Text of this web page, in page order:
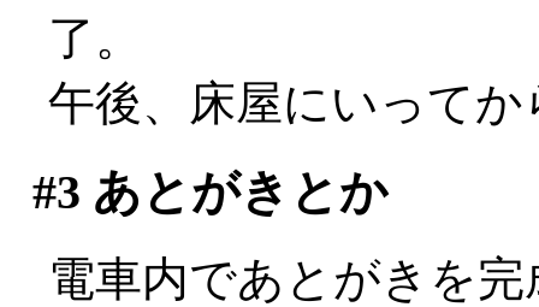
了。
午後、床屋にいって
#3 あとがきとか
電車内であとがきを